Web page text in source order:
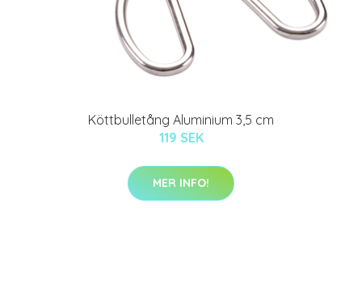
Köttbulletång Aluminium 3,5 cm
119 SEK
MER INFO!